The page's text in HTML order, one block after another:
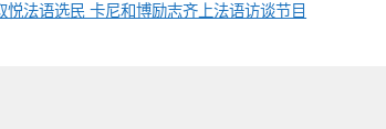
悦法语选民 卡尼和博励志齐上法语访谈节目